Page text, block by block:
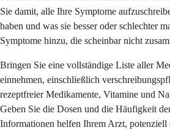
Sie damit, alle Ihre Symptome
haben und was sie besser oder schlechter
Symptome hinzu, die scheinbar nicht
Bringen Sie eine vollständige Liste aller
einnehmen, einschließlich
rezeptfreier Medikamente, Vitamine und
Geben Sie die Dosen und die Häufigkeit
Informationen helfen Ihrem Arzt, potenziell